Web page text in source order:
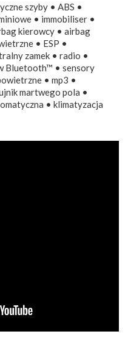
szyby • ABS •
• immobiliser •
kierowcy • airbag
• ESP •
zamek • radio •
Bluetooth™ • sensory
• mp3 •
martwego pola •
• klimatyzacja